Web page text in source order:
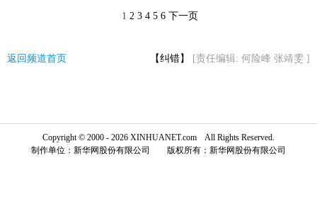
1 2 3 4 5 6 下一页
返回频道首页 【纠错】 [责任编辑: 何险峰 张靖雯 ]
Copyright © 2000 - 2026 XINHUANET.com All Rights Reserved.
制作单位：新华网股份有限公司 版权所有：新华网股份有限公司